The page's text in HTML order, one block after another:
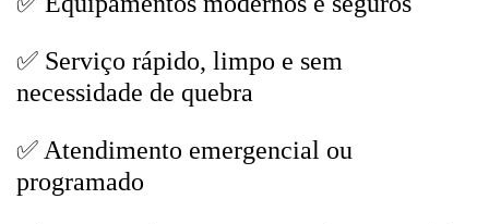
✅ Serviço rápido, limpo e sem
necessidade de quebra
✅ Atendimento emergencial ou
programado